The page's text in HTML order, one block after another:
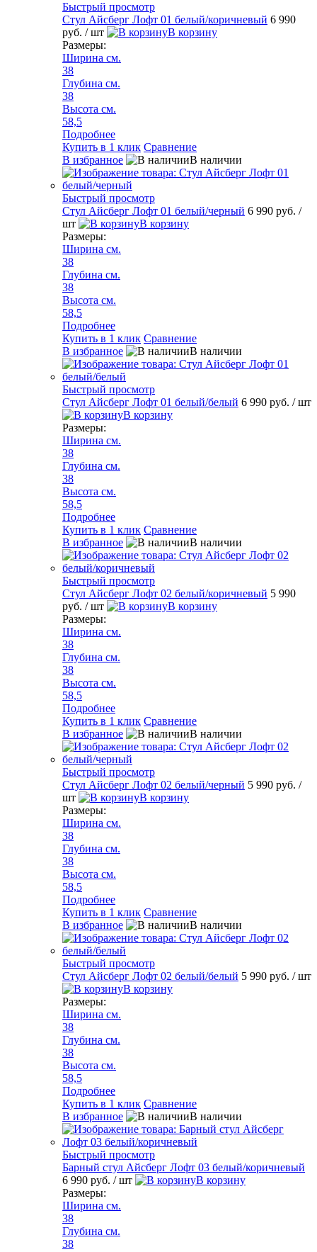
Быстрый просмотр
Стул Айсберг Лофт 01 белый/коричневый 6 990
руб. / шт
В корзину
Размеры:
Ширина см.
38
Глубина см.
38
Высота см.
58,5
Подробнее
Купить в 1 клик Сравнение
В избранное
В наличии
Быстрый просмотр
Стул Айсберг Лофт 01 белый/черный 6 990 руб. /
шт
В корзину
Размеры:
Ширина см.
38
Глубина см.
38
Высота см.
58,5
Подробнее
Купить в 1 клик Сравнение
В избранное
В наличии
Быстрый просмотр
Стул Айсберг Лофт 01 белый/белый 6 990 руб. / шт
В корзину
Размеры:
Ширина см.
38
Глубина см.
38
Высота см.
58,5
Подробнее
Купить в 1 клик Сравнение
В избранное
В наличии
Быстрый просмотр
Стул Айсберг Лофт 02 белый/коричневый 5 990
руб. / шт
В корзину
Размеры:
Ширина см.
38
Глубина см.
38
Высота см.
58,5
Подробнее
Купить в 1 клик Сравнение
В избранное
В наличии
Быстрый просмотр
Стул Айсберг Лофт 02 белый/черный 5 990 руб. /
шт
В корзину
Размеры:
Ширина см.
38
Глубина см.
38
Высота см.
58,5
Подробнее
Купить в 1 клик Сравнение
В избранное
В наличии
Быстрый просмотр
Стул Айсберг Лофт 02 белый/белый 5 990 руб. / шт
В корзину
Размеры:
Ширина см.
38
Глубина см.
38
Высота см.
58,5
Подробнее
Купить в 1 клик Сравнение
В избранное
В наличии
Быстрый просмотр
Барный стул Айсберг Лофт 03 белый/коричневый
6 990 руб. / шт
В корзину
Размеры:
Ширина см.
38
Глубина см.
38